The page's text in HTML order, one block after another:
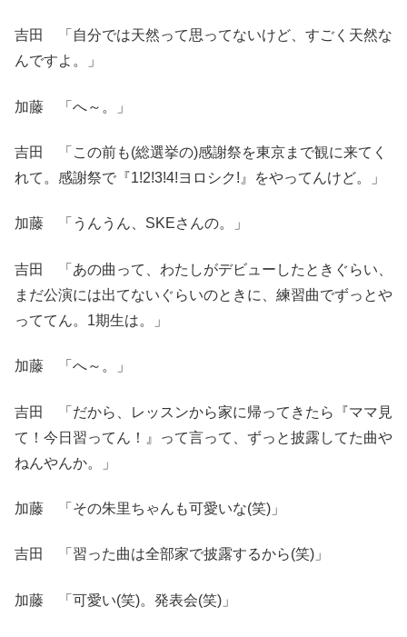
吉田 「自分では天然って思ってないけど、すごく天然な
んですよ。」
加藤 「へ～。」
吉田 「この前も(総選挙の)感謝祭を東京まで観に来てく
れて。感謝祭で『1!2!3!4!ヨロシク!』をやってんけど。」
加藤 「うんうん、SKEさんの。」
吉田 「あの曲って、わたしがデビューしたときぐらい、
まだ公演には出てないぐらいのときに、練習曲でずっとや
っててん。1期生は。」
加藤 「へ～。」
吉田 「だから、レッスンから家に帰ってきたら『ママ見
て！今日習ってん！』って言って、ずっと披露してた曲や
ねんやんか。」
加藤 「その朱里ちゃんも可愛いな(笑)」
吉田 「習った曲は全部家で披露するから(笑)」
加藤 「可愛い(笑)。発表会(笑)」